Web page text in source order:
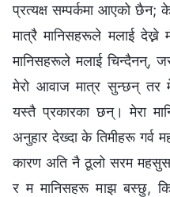
प्रत्यक्ष सम्पर्कमा आएको
मात्रै मानिसहरूले मलाई
मानिसहरूले मलाई चिन्दैनन्,
मेरो आवाज मात्र सुन्छन् तर
यस्तै प्रकारका छन्। मेरा
अनुहार देख्दा के तिमीहरू गर्व
कारण अति नै ठूलो सरम महसुस
र म मानिसहरू माझ बस्छु,